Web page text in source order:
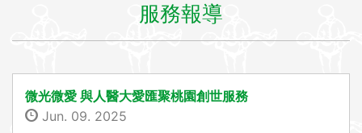
a
服務報導
微光微愛 與人醫大愛匯聚桃園創世服務
Jun. 09. 2025